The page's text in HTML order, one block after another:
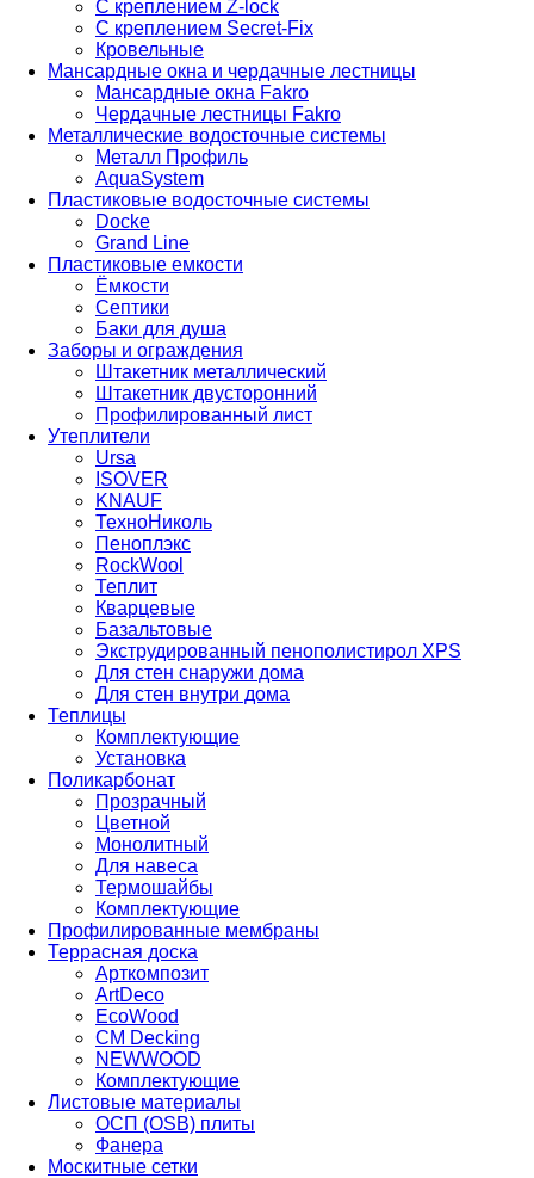
С креплением Z-lock
С креплением Secret-Fix
Кровельные
Мансардные окна и чердачные лестницы
Мансардные окна Fakro
Чердачные лестницы Fakro
Металлические водосточные системы
Металл Профиль
AquaSystem
Пластиковые водосточные системы
Docke
Grand Line
Пластиковые емкости
Ёмкости
Септики
Баки для душа
Заборы и ограждения
Штакетник металлический
Штакетник двусторонний
Профилированный лист
Утеплители
Ursa
ISOVER
KNAUF
ТехноНиколь
Пеноплэкс
RockWool
Теплит
Кварцевые
Базальтовые
Экструдированный пенополистирол XPS
Для стен снаружи дома
Для стен внутри дома
Теплицы
Комплектующие
Установка
Поликарбонат
Прозрачный
Цветной
Монолитный
Для навеса
Термошайбы
Комплектующие
Профилированные мембраны
Террасная доска
Арткомпозит
ArtDeco
EcoWood
CM Decking
NEWWOOD
Комплектующие
Листовые материалы
ОСП (OSB) плиты
Фанера
Москитные сетки